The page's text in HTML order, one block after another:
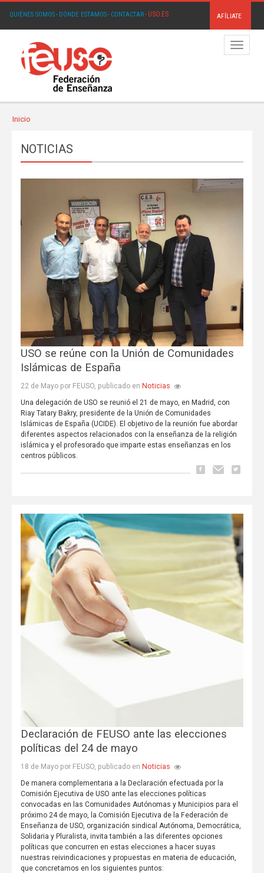
QUIÉNES SOMOS· DÓNDE ESTAMOS· CONTACTAR· USO.ES AFÍLIATE
Menú
Inicio
NOTICIAS
USO se reúne con la Unión de Comunidades
Islámicas de España
22 de Mayo por FEUSO, publicado en Noticias
Una delegación de USO se reunió el 21 de mayo, en Madrid, con
Riay Tatary Bakry, presidente de la Unión de Comunidades
Islámicas de España (UCIDE). El objetivo de la reunión fue abordar
diferentes aspectos relacionados con la enseñanza de la religión
islámica y el profesorado que imparte estas enseñanzas en los
centros públicos.
Declaración de FEUSO ante las elecciones
políticas del 24 de mayo
18 de Mayo por FEUSO, publicado en Noticias
De manera complementaria a la Declaración efectuada por la
Comisión Ejecutiva de USO ante las elecciones políticas
convocadas en las Comunidades Autónomas y Municipios para el
próximo 24 de mayo, la Comisión Ejecutiva de la Federación de
Enseñanza de USO, organización sindical Autónoma, Democrática,
Solidaria y Pluralista, invita también a las diferentes opciones
políticas que concurren en estas elecciones a hacer suyas
nuestras reivindicaciones y propuestas en materia de educación,
que concretamos en los siguientes puntos: